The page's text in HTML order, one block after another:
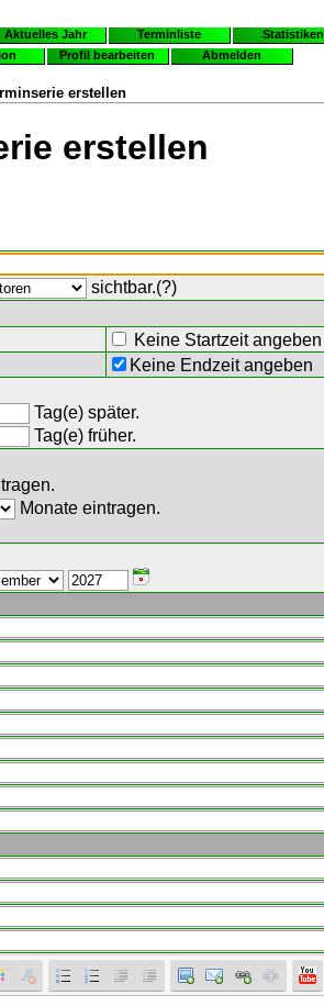
Aktuelles Jahr Terminliste
Statistiken
Profil bearbeiten Abmelden
erstellen
erstellen
sichtbar.(?)
Keine Startzeit angeben
Keine Endzeit angeben
Tag(e) später.
Tag(e) früher.
Monate eintragen.